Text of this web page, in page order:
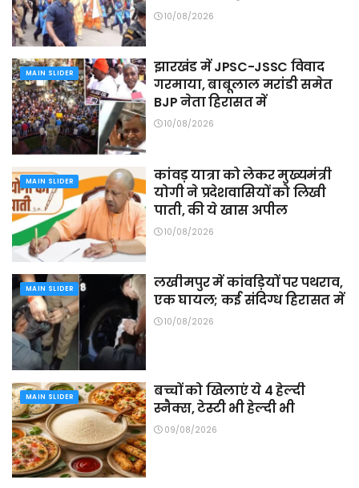
10/08/2026
MAIN SLIDER
झारखंड में JPSC-JSSC विवाद
गरमाया, बाबूलाल मरांडी समेत
BJP नेता हिरासत में
10/08/2026
MAIN SLIDER
कांवड़ यात्रा को लेकर मुख्यमंत्री
योगी ने प्रदेशवासियों को लिखी
पाती, की ये खास अपील
10/08/2026
MAIN SLIDER
लखीमपुर में कांवड़ियों पर पथराव,
एक घायल; कई संदिग्ध हिरासत में
10/08/2026
MAIN SLIDER
बच्चों को खिलाएं ये 4 हेल्दी
स्नैक्स, टेस्टी भी हेल्दी भी
09/08/2026